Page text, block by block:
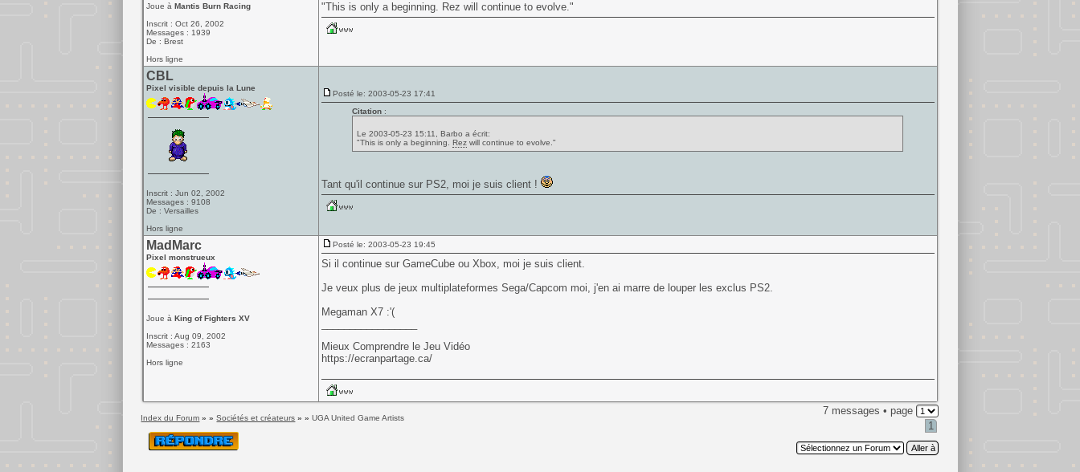
Joue à Mantis Burn Racing
Inscrit : Oct 26, 2002
Messages : 1939
De : Brest
Hors ligne
"This is only a beginning. Rez will continue to evolve."
CBL
Pixel visible depuis la Lune
Inscrit : Jun 02, 2002
Messages : 9108
De : Versailles
Hors ligne
Posté le: 2003-05-23 17:41
Citation:
Le 2003-05-23 15:11, Barbo a écrit:
"This is only a beginning. Rezwill continue to evolve."
Tant qu'il continue sur PS2, moi je suis client !
MadMarc
Pixel monstrueux
Joue à King of Fighters XV
Inscrit : Aug 09, 2002
Messages : 2163
Hors ligne
Posté le: 2003-05-23 19:45
Si il continue sur GameCube ou Xbox, moi je suis client.
Je veux plus de jeux multiplateformes Sega/Capcom moi, j'en ai marre de louper les exclus PS2.
Megaman X7 :'(
Mieux Comprendre le Jeu Vidéo
https://ecranpartage.ca/
Index du Forum » »Sociétés et créateurs » »UGA United Game Artists
7 messages • page
1